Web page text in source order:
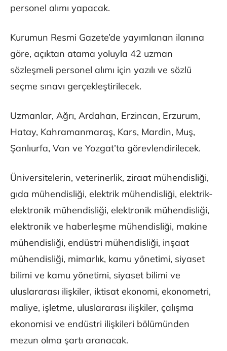
personel alımı yapacak.
Kurumun Resmi Gazete’de yayımlanan ilanına
göre, açıktan atama yoluyla 42 uzman
sözleşmeli personel alımı için yazılı ve sözlü
seçme sınavı gerçekleştirilecek.
Uzmanlar, Ağrı, Ardahan, Erzincan, Erzurum,
Hatay, Kahramanmaraş, Kars, Mardin, Muş,
Şanlıurfa, Van ve Yozgat’ta görevlendirilecek.
Üniversitelerin, veterinerlik, ziraat mühendisliği,
gıda mühendisliği, elektrik mühendisliği, elektrik-
elektronik mühendisliği, elektronik mühendisliği,
elektronik ve haberleşme mühendisliği, makine
mühendisliği, endüstri mühendisliği, inşaat
mühendisliği, mimarlık, kamu yönetimi, siyaset
bilimi ve kamu yönetimi, siyaset bilimi ve
uluslararası ilişkiler, iktisat ekonomi, ekonometri,
maliye, işletme, uluslararası ilişkiler, çalışma
ekonomisi ve endüstri ilişkileri bölümünden
mezun olma şartı aranacak.